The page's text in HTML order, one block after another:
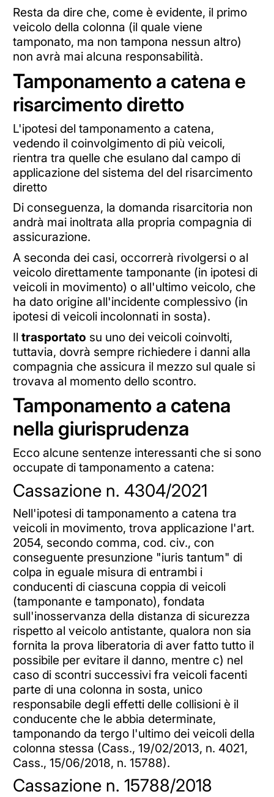
Resta da dire che, come è evidente, il primo
veicolo della colonna (il quale viene
tamponato, ma non tampona nessun altro)
non avrà mai alcuna responsabilità.
Tamponamento a catena e
risarcimento diretto
L'ipotesi del tamponamento a catena,
vedendo il coinvolgimento di più veicoli,
rientra tra quelle che esulano dal campo di
applicazione del sistema del del risarcimento
diretto
Di conseguenza, la domanda risarcitoria non
andrà mai inoltrata alla propria compagnia di
assicurazione.
A seconda dei casi, occorrerà rivolgersi o al
veicolo direttamente tamponante (in ipotesi di
veicoli in movimento) o all'ultimo veicolo, che
ha dato origine all'incidente complessivo (in
ipotesi di veicoli incolonnati in sosta).
Il trasportato su uno dei veicoli coinvolti,
tuttavia, dovrà sempre richiedere i danni alla
compagnia che assicura il mezzo sul quale si
trovava al momento dello scontro.
Tamponamento a catena
nella giurisprudenza
Ecco alcune sentenze interessanti che si sono
occupate di tamponamento a catena:
Cassazione n. 4304/2021
Nell'ipotesi di tamponamento a catena tra
veicoli in movimento, trova applicazione l'art.
2054, secondo comma, cod. civ., con
conseguente presunzione "iuris tantum" di
colpa in eguale misura di entrambi i
conducenti di ciascuna coppia di veicoli
(tamponante e tamponato), fondata
sull'inosservanza della distanza di sicurezza
rispetto al veicolo antistante, qualora non sia
fornita la prova liberatoria di aver fatto tutto il
possibile per evitare il danno, mentre c) nel
caso di scontri successivi fra veicoli facenti
parte di una colonna in sosta, unico
responsabile degli effetti delle collisioni è il
conducente che le abbia determinate,
tamponando da tergo l'ultimo dei veicoli della
colonna stessa (Cass., 19/02/2013, n. 4021,
Cass., 15/06/2018, n. 15788).
Cassazione n. 15788/2018